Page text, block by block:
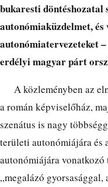
bukaresti
autonómiaküzdelmet,
autonómiatervezeteket
erdélyi magyar párt
A közleményben az
a román képviselőház,
szenátus is nagy
területi autonómiájára és
autonómiájára
„megalázó